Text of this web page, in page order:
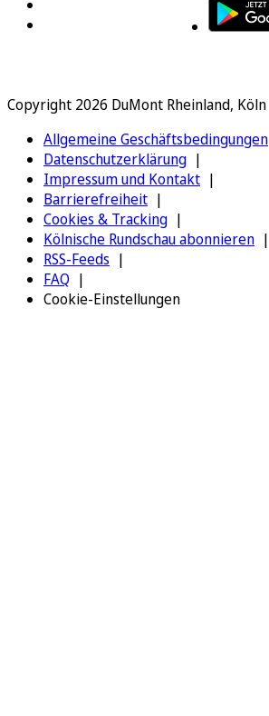
Copyright 2026 DuMont Rheinland, Köln
Allgemeine Geschäftsbedingungen
Datenschutzerklärung
Impressum und Kontakt
Barrierefreiheit
Cookies & Tracking
Kölnische Rundschau abonnieren
RSS-Feeds
FAQ
Cookie-Einstellungen